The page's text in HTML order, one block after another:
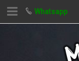
Whatsapp